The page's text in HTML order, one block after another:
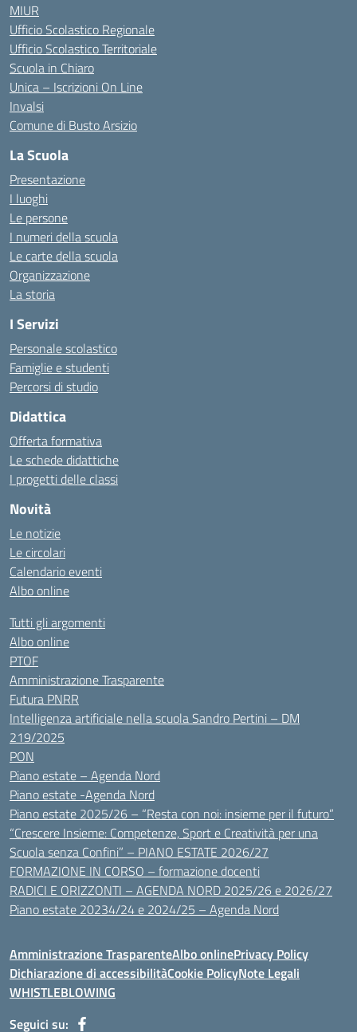
MIUR
Ufficio Scolastico Regionale
Ufficio Scolastico Territoriale
Scuola in Chiaro
Unica – Iscrizioni On Line
Invalsi
Comune di Busto Arsizio
La Scuola
Presentazione
I luoghi
Le persone
I numeri della scuola
Le carte della scuola
Organizzazione
La storia
I Servizi
Personale scolastico
Famiglie e studenti
Percorsi di studio
Didattica
Offerta formativa
Le schede didattiche
I progetti delle classi
Novità
Le notizie
Le circolari
Calendario eventi
Albo online
Tutti gli argomenti
Albo online
PTOF
Amministrazione Trasparente
Futura PNRR
Intelligenza artificiale nella scuola Sandro Pertini – DM
219/2025
PON
Piano estate – Agenda Nord
Piano estate -Agenda Nord
Piano estate 2025/26 – “Resta con noi: insieme per il futuro”
“Crescere Insieme: Competenze, Sport e Creatività per una
Scuola senza Confini” – PIANO ESTATE 2026/27
FORMAZIONE IN CORSO – formazione docenti
RADICI E ORIZZONTI – AGENDA NORD 2025/26 e 2026/27
Piano estate 20234/24 e 2024/25 – Agenda Nord
Amministrazione TrasparenteAlbo onlinePrivacy Policy
Dichiarazione di accessibilitàCookie PolicyNote Legali
WHISTLEBLOWING
Seguici su: